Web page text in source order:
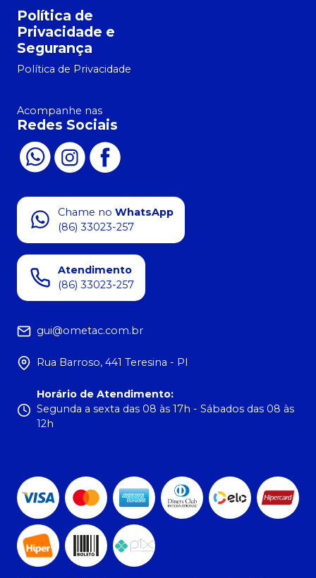
Política de
Privacidade e
Segurança
Política de Privacidade
Acompanhe nas
Redes Sociais
Chame no WhatsApp
(86) 33023-257
Atendimento
(86) 33023-257
gui@ometac.com.br
Rua Barroso, 441 Teresina - PI
Horário de Atendimento:
Segunda a sexta das 08 às 17h - Sábados das 08 às
12h